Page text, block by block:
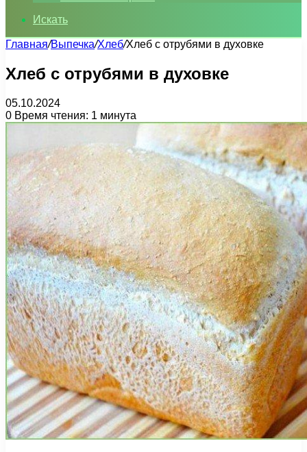
Искать
Главная/Выпечка/Хлеб/Хлеб с отрубями в духовке
Хлеб с отрубями в духовке
05.10.2024
0 Время чтения: 1 минута